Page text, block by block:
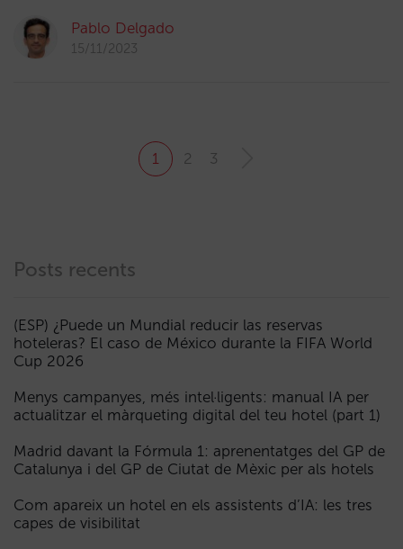
Pablo Delgado
15/11/2023
1 2 3
Posts recents
(ESP) ¿Puede un Mundial reducir las reservas
hoteleras? El caso de México durante la FIFA World
Cup 2026
Menys campanyes, més intel·ligents: manual IA per
actualitzar el màrqueting digital del teu hotel (part 1)
Madrid davant la Fórmula 1: aprenentatges del GP de
Catalunya i del GP de Ciutat de Mèxic per als hotels
Com apareix un hotel en els assistents d’IA: les tres
capes de visibilitat